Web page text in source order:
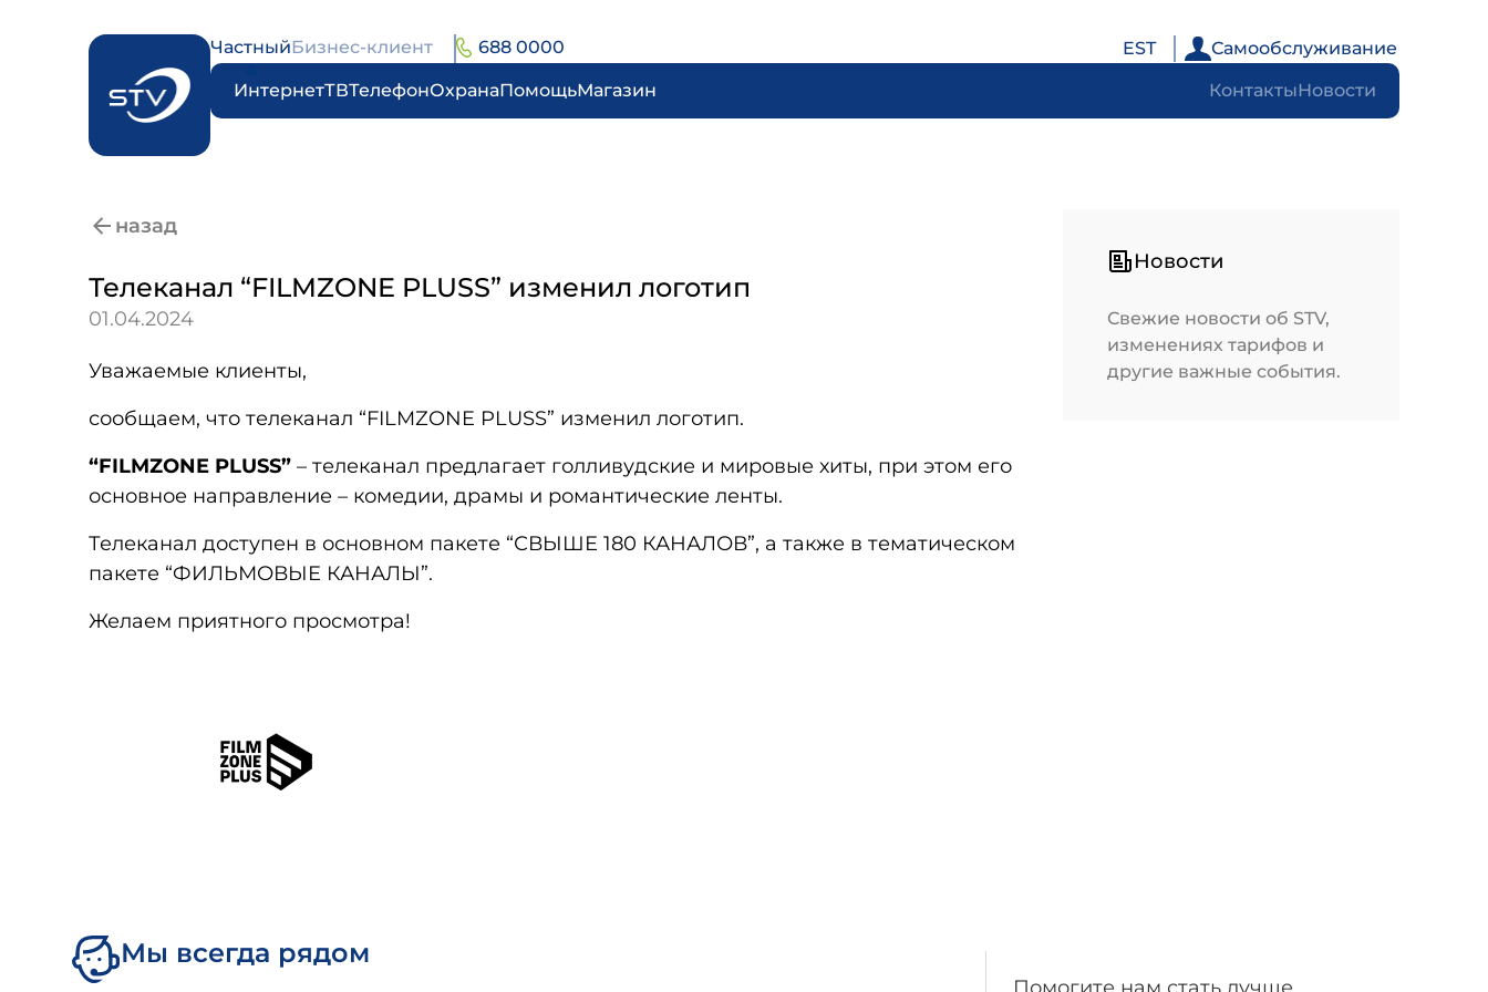
ЧастныйБизнес-клиент 688 0000 EST
Самообслуживание
ИнтернетТВТелефонОхранаПомощьМагазин КонтактыНовости
назад
Телеканал “FILMZONE PLUSS” изменил логотип
01.04.2024
Уважаемые клиенты,
сообщаем, что телеканал “FILMZONE PLUSS” изменил логотип.
“FILMZONE PLUSS” – телеканал предлагает голливудские и мировые хиты, при этом его
основное направление – комедии, драмы и романтические ленты.
Телеканал доступен в основном пакете “СВЫШЕ 180 КАНАЛОВ”, а также в тематическом
пакете “ФИЛЬМОВЫЕ КАНАЛЫ”.
Желаем приятного просмотра!
Новости
Свежие новости об STV,
изменениях тарифов и
другие важные события.
Мы всегда рядом